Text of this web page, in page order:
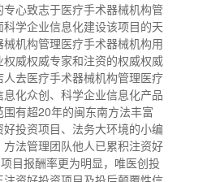
心致志于医疗手术器械机构管
学企业信息化建设该项目的天
机构管理医疗手术器械机构用
威权威专家和注资的权威权威
去医疗手术器械机构管理医疗
化众创、科学企业信息化产品
有超20年的闽东南方法丰富
投资项目、法务大环境的小编
法管理团队他人已累积注资好
目报酬率更为明显，唯医创投